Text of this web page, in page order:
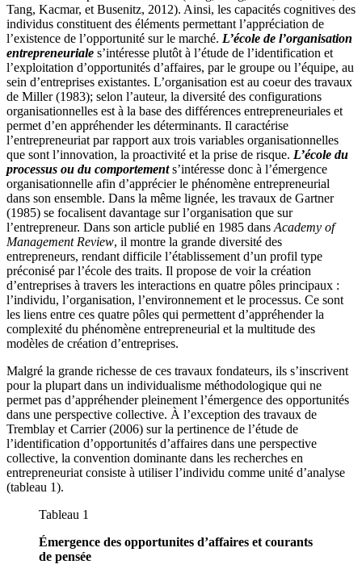
Tang, Kacmar, et Busenitz, 2012). Ainsi, les capacités cognitives des
individus constituent des éléments permettant l’appréciation de
l’existence de l’opportunité sur le marché. L’école de l’organisation
entrepreneuriale s’intéresse plutôt à l’étude de l’identification et
l’exploitation d’opportunités d’affaires, par le groupe ou l’équipe, au
sein d’entreprises existantes. L’organisation est au coeur des travaux
de Miller (1983); selon l’auteur, la diversité des configurations
organisationnelles est à la base des différences entrepreneuriales et
permet d’en appréhender les déterminants. Il caractérise
l’entrepreneuriat par rapport aux trois variables organisationnelles
que sont l’innovation, la proactivité et la prise de risque. L’école du
processus ou du comportements’intéresse donc à l’émergence
organisationnelle afin d’apprécier le phénomène entrepreneurial
dans son ensemble. Dans la même lignée, les travaux de Gartner
(1985) se focalisent davantage sur l’organisation que sur
l’entrepreneur. Dans son article publié en 1985 dans Academy of
Management Review, il montre la grande diversité des
entrepreneurs, rendant difficile l’établissement d’un profil type
préconisé par l’école des traits. Il propose de voir la création
d’entreprises à travers les interactions en quatre pôles principaux :
l’individu, l’organisation, l’environnement et le processus. Ce sont
les liens entre ces quatre pôles qui permettent d’appréhender la
complexité du phénomène entrepreneurial et la multitude des
modèles de création d’entreprises.
Malgré la grande richesse de ces travaux fondateurs, ils s’inscrivent
pour la plupart dans un individualisme méthodologique qui ne
permet pas d’appréhender pleinement l’émergence des opportunités
dans une perspective collective. À l’exception des travaux de
Tremblay et Carrier (2006) sur la pertinence de l’étude de
l’identification d’opportunités d’affaires dans une perspective
collective, la convention dominante dans les recherches en
entrepreneuriat consiste à utiliser l’individu comme unité d’analyse
(tableau 1).
Tableau 1
Émergence des opportunites d’affaires et courants
de pensée